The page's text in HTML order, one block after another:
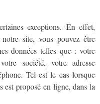
exceptions. En effet,
site, vous pouvez être
données telles que : votre
société, votre adresse
Tel est le cas lorsque
est proposé en ligne, dans la